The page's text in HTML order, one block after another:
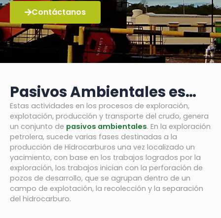
Contáctanos
Pasivos Ambientales es…
Estas actividades en los procesos de exploración,
explotación, producción y transporte del crudo, genera
un conjunto de pasivos ambientales. En la exploración
petrolera, sucede varias fases destinadas a la
producción de Hidrocarburos una vez localizado un
yacimiento, con base en los trabajos logrados por la
exploración, los trabajos inician con la perforación de
pozos de desarrollo, que se agrupan dentro de un
campo de explotación, la recolección y la separación
del hidrocarburo.